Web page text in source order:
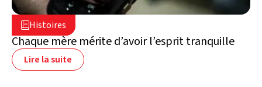
Histoires
5 août 2026
Liban
Chaque mère mérite d’avoir l’esprit tranquille
Lire la suite